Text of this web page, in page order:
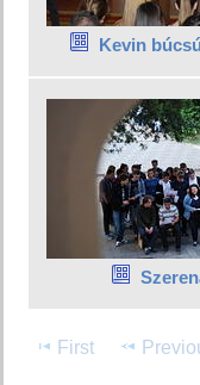
Kevin
First